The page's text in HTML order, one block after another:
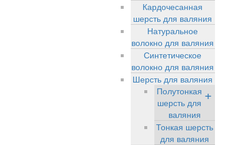
Кардочесанная
шерсть для валяния
Натуральное
волокно для валяния
Синтетическое
волокно для валяния
Шерсть для валяния
+
Полутонкая
шерсть для
валяния
Тонкая шерсть
для валяния